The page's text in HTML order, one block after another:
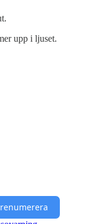
upp i ljuset.